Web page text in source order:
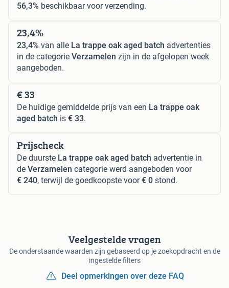
56,3% beschikbaar voor verzending.
23,4%
23,4% van alle La trappe oak aged batch advertenties
in de categorie Verzamelen zijn in de afgelopen week
aangeboden.
€ 33
De huidige gemiddelde prijs van een La trappe oak
aged batch is € 33.
Prijscheck
De duurste La trappe oak aged batch advertentie in
de Verzamelen categorie werd aangeboden voor
€ 240, terwijl de goedkoopste voor€ 0 stond.
Veelgestelde vragen
De onderstaande waarden zijn gebaseerd op je zoekopdracht en de
ingestelde filters
Deel opmerkingen over deze FAQ